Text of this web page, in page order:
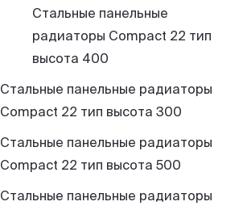
Стальные панельные
радиаторы Compact 22 тип
высота 400
Стальные панельные радиаторы
Compact 22 тип высота 300
Стальные панельные радиаторы
Compact 22 тип высота 500
Стальные панельные радиаторы